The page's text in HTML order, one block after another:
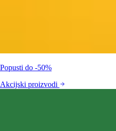
Popusti do -50%
Akcijski proizvodi